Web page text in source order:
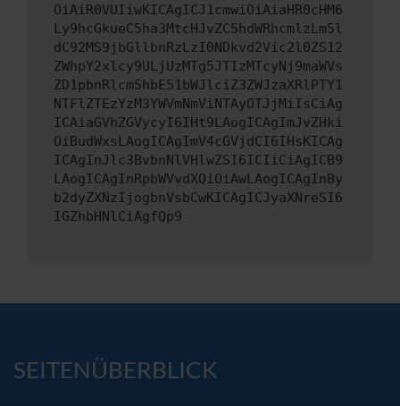
OiAiR0VUIiwKICAgICJ1cmwiOiAiaHR0cHM6
Ly9hcGkueC5ha3MtcHJvZC5hdWRhcmlzLm5l
dC92MS9jbGllbnRzLzI0NDkvd2Vic2l0ZS12
ZWhpY2xlcy9ULjUzMTg5JTIzMTcyNj9maWVs
ZD1pbnRlcm5hbE51bWJlciZ3ZWJzaXRlPTY1
NTFlZTEzYzM3YWVmNmViNTAyOTJjMiIsCiAg
ICAiaGVhZGVycyI6IHt9LAogICAgImJvZHki
OiBudWxsLAogICAgImV4cGVjdCI6IHsKICAg
ICAgInJlc3BvbnNlVHlwZSI6ICIiCiAgICB9
LAogICAgInRpbWVvdXQiOiAwLAogICAgInBy
b2dyZXNzIjogbnVsbCwKICAgICJyaXNreSI6
IGZhbHNlCiAgfQp9
SEITENÜBERBLICK